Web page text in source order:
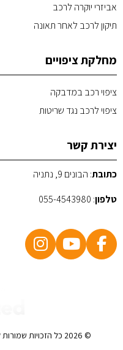
אביזרי יוקרה לרכב
תיקון לרכב לאחר תאונה
מחלקת ציפויים
ציפוי רכב במדבקה
ציפוי לרכב נגד שריטות
יצירת קשר
כתובת: הבונים 9, נתניה
טלפון:
055-4543980
© 2026 כל הזכויות שמורות לבוואריאן מוטורס | סדנת שיפור רכבים